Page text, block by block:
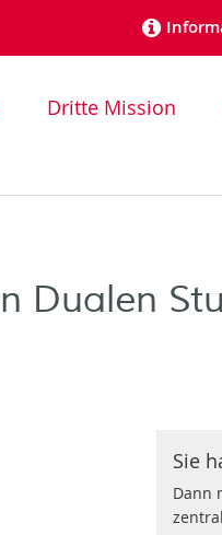
Dritte Mission
Dualen
Sie
Dann